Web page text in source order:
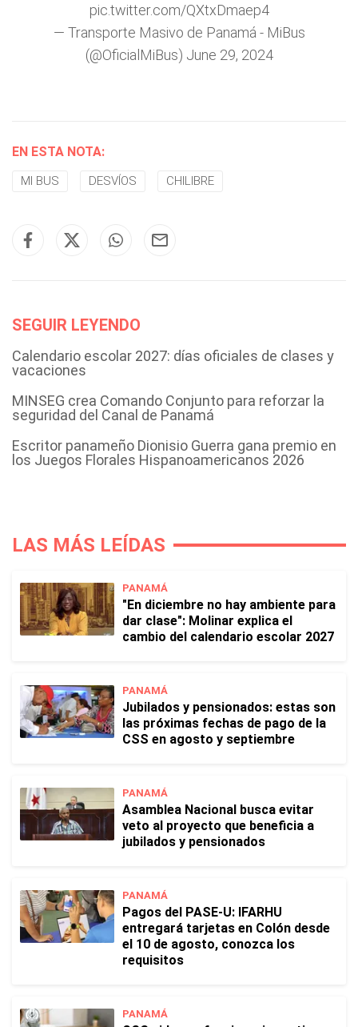
pic.twitter.com/QXtxDmaep4
— Transporte Masivo de Panamá - MiBus
(@OficialMiBus) June 29, 2024
EN ESTA NOTA:
MI BUS DESVÍOS CHILIBRE
SEGUIR LEYENDO
Calendario escolar 2027: días oficiales de clases y
vacaciones
MINSEG crea Comando Conjunto para reforzar la
seguridad del Canal de Panamá
Escritor panameño Dionisio Guerra gana premio en
los Juegos Florales Hispanoamericanos 2026
LAS MÁS LEÍDAS
PANAMÁ
"En diciembre no hay ambiente para
dar clase": Molinar explica el
cambio del calendario escolar 2027
PANAMÁ
Jubilados y pensionados: estas son
las próximas fechas de pago de la
CSS en agosto y septiembre
PANAMÁ
Asamblea Nacional busca evitar
veto al proyecto que beneficia a
jubilados y pensionados
PANAMÁ
Pagos del PASE-U: IFARHU
entregará tarjetas en Colón desde
el 10 de agosto, conozca los
requisitos
PANAMÁ